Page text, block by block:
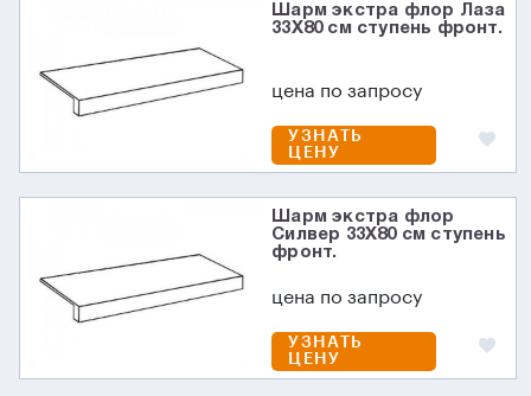
Шарм экстра флор Лаза
33X80 см ступень фронт.
цена по запросу
УЗНАТЬ
ЦЕНУ
Шарм экстра флор
Силвер 33X80 см ступень
фронт.
цена по запросу
УЗНАТЬ
ЦЕНУ